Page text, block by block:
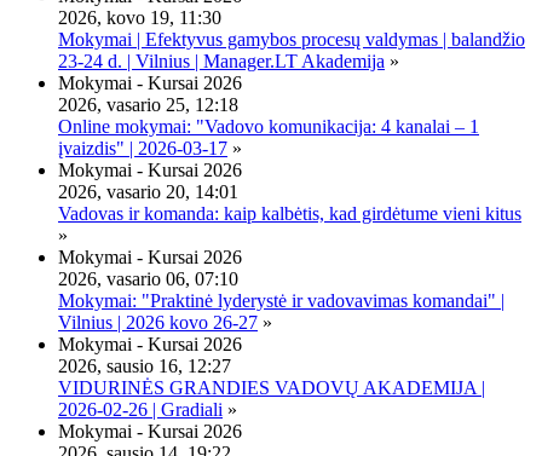
2026, kovo 19, 11:30
Mokymai | Efektyvus gamybos procesų valdymas | balandžio
23-24 d. | Vilnius | Manager.LT Akademija »
Mokymai - Kursai 2026
2026, vasario 25, 12:18
Online mokymai: "Vadovo komunikacija: 4 kanalai – 1
įvaizdis" | 2026-03-17 »
Mokymai - Kursai 2026
2026, vasario 20, 14:01
Vadovas ir komanda: kaip kalbėtis, kad girdėtume vieni kitus
»
Mokymai - Kursai 2026
2026, vasario 06, 07:10
Mokymai: "Praktinė lyderystė ir vadovavimas komandai" |
Vilnius | 2026 kovo 26-27 »
Mokymai - Kursai 2026
2026, sausio 16, 12:27
VIDURINĖS GRANDIES VADOVŲ AKADEMIJA |
2026-02-26 | Gradiali »
Mokymai - Kursai 2026